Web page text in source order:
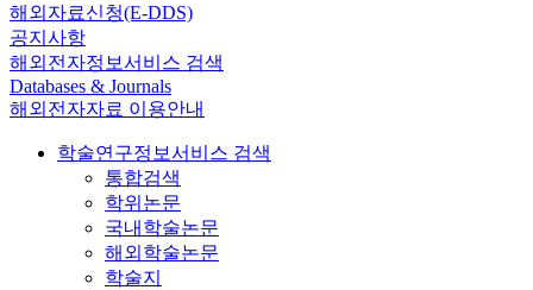
해외자료신청(E-DDS)
공지사항
해외전자정보서비스 검색
Databases & Journals
해외전자자료 이용안내
학술연구정보서비스 검색
통합검색
학위논문
국내학술논문
해외학술논문
학술지